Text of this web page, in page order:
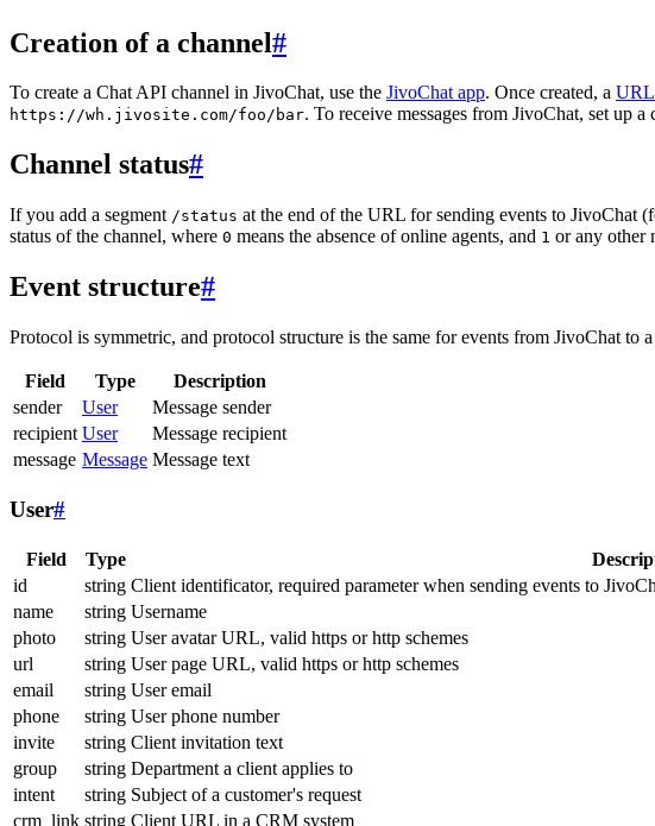
Creation of a channel#
To create a Chat API channel in JivoChat, use the JivoChat app. Once created, a URL
https://wh.jivosite.com/foo/bar. To receive messages from JivoChat, set up
Channel status#
If you add a segment /status at the end of the URL for sending events to JivoChat
status of the channel, where 0 means the absence of online agents, and 1 or any other
Event structure#
Protocol is symmetric, and protocol structure is the same for events from JivoChat to
Field Type
Description
sender
User
Message sender
recipient User
Message recipient
message Message Message text
User#
Field Type
id
string Client identificator, required parameter when sending events to
name
string Username
photo
string User avatar URL, valid https or http schemes
url
string User page URL, valid https or http schemes
email
string User email
phone
string User phone number
invite
string Client invitation text
group
string Department a client applies to
intent
string Subject of a customer's request
crm_link string Client URL in a CRM system